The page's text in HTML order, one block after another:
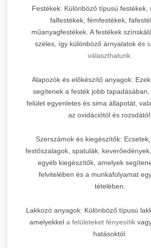
Festékek: Különböző típusú festékek,
falfestékek, fémfestékek,
műanyagfestékek. A festékek
széles, így különböző árnyalatok és
választhatunk.
Alapozók és előkészítő anyagok:
segítenek a festék jobb
felület egyenletes és sima állapotát,
az oxidációtól és rozsdától.
Szerszámok és kiegészítők:
festőszalagok, spatulák,
egyéb kiegészítők, amelyek
felvitelében és a munkafolyamat
tételében.
Lakkozó anyagok: Különböző típusú
amelyekkel a felületeket fényesítik
hatásoktól.